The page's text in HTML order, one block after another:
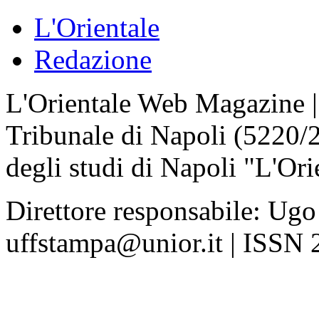
L'Orientale
Redazione
L'Orientale Web Magazine
Tribunale di Napoli
degli studi di Napoli
Direttore responsabile:
uffstampa@unior.it | ISSN